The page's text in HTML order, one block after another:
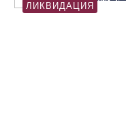
ЛИКВИДАЦИЯ